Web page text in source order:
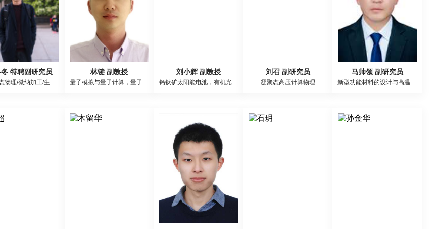
特聘副研究员
软凝聚态物理/微纳加工/生物液晶
林键 副教授
量子模拟与量子计算，量子算法设计，量子人工智能，量子控制及应用，大中衔接教育
刘小辉 副教授
钙钛矿太阳能电池，有机光伏器件，半导体材料与器件
刘召 副研究员
凝聚态高压计算物理
马帅领 副研究员
新型功能材料的设计与高温高压合成